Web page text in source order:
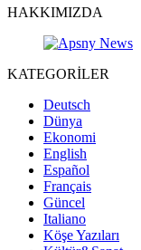
HAKKIMIZDA
KATEGORİLER
Deutsch
Dünya
Ekonomi
English
Español
Français
Güncel
Italiano
Köşe Yazıları